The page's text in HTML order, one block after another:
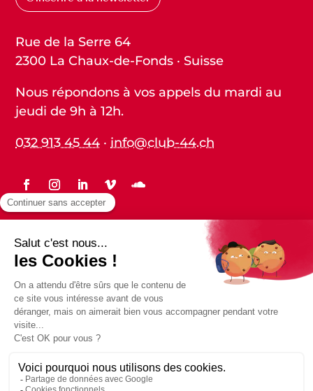
Rue de la Serre 64
2300 La Chaux-de-Fonds · Suisse
Nous répondons à vos appels du mardi au
jeudi de 9h à 12h.
032 913 45 44 ·info@club-44.ch
Protection des données